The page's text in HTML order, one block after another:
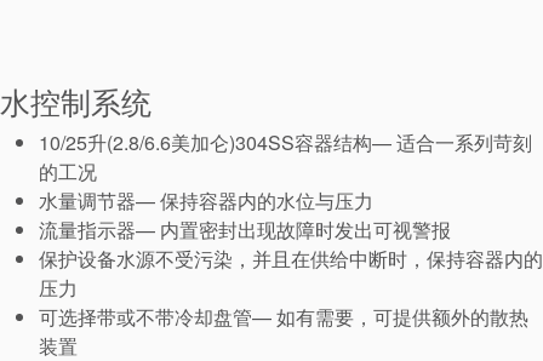
水控制系统
10/25升(2.8/6.6美加仑)304SS容器结构— 适合一系列苛刻
的工况
水量调节器— 保持容器内的水位与压力
流量指示器— 内置密封出现故障时发出可视警报
保护设备水源不受污染，并且在供给中断时，保持容器内的
压力
可选择带或不带冷却盘管— 如有需要，可提供额外的散热
装置